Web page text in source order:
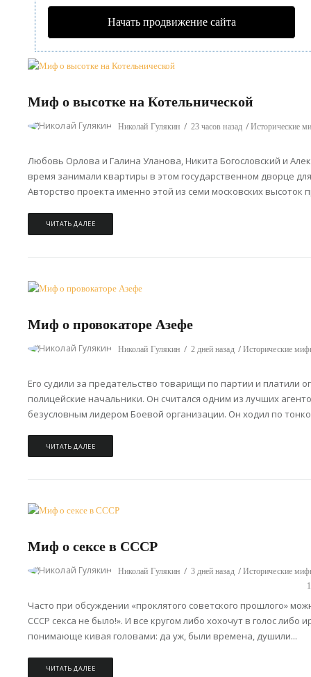
Начать продвижение сайта
Миф о высотке на Котельнической
Николай Гулякин 23 часов назад Исторические
Любовь Орлова и Галина Уланова, Никита Богословский и
время занимали квартиры в этом государственном дворце
Авторство проекта именно этой из семи московских
ЧИТАТЬ ДАЛЕЕ
Миф о провокаторе Азефе
Николай Гулякин 2 дней назад Исторические
Его судили за предательство товарищи по партии и платили
полицейские начальники. Он считался одним из лучших
безусловным лидером Боевой организации. Он ходил по
ЧИТАТЬ ДАЛЕЕ
Миф о сексе в СССР
Николай Гулякин 3 дней назад
Исторические
Часто при обсуждении «проклятого советского прошлого»
СССР секса не было!». И все кругом либо хохочут в голос либо
понимающе кивая головами: да уж, были времена, душили...
ЧИТАТЬ ДАЛЕЕ